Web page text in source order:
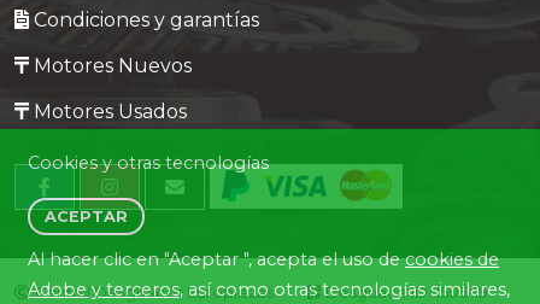
Condiciones y garantías
Motores Nuevos
Motores Usados
Central Desguaces Europiezas Desguace ID. 1505-19
Cookies y otras tecnologías
ACEPTAR
Al hacer clic en "Aceptar ", acepta el uso decookies de
Adobe y terceros, así como otras tecnologías similares,